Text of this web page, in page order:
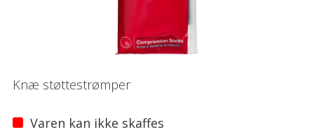
Knæ støttestrømper
Varen kan ikke skaffes